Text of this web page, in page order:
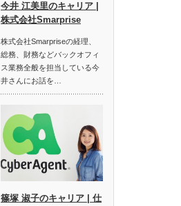
今井 江美里のキャリア |
株式会社Smarprise
株式会社Smarpriseの経理、
総務、財務などバックオフィ
ス業務全般を担当している今
井さんにお話を…
篠塚 淑子のキャリア | 仕